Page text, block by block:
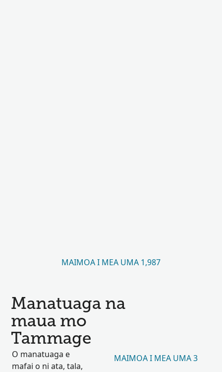
MAIMOA I MEA UMA 1,987
Manatuaga na
maua mo
Tammage
O manatuaga e
mafai o ni ata, tala,
MAIMOA I MEA UMA 3